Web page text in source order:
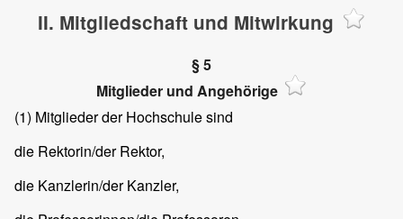
II. Mitgliedschaft und Mitwirkung
§ 5
Mitglieder und Angehörige
(1) Mitglieder der Hochschule sind
die Rektorin/der Rektor,
die Kanzlerin/der Kanzler,